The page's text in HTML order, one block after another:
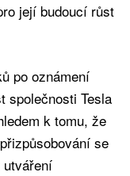
její budoucí růst
po oznámení
společnosti Tesla
k tomu, že
se
utváření